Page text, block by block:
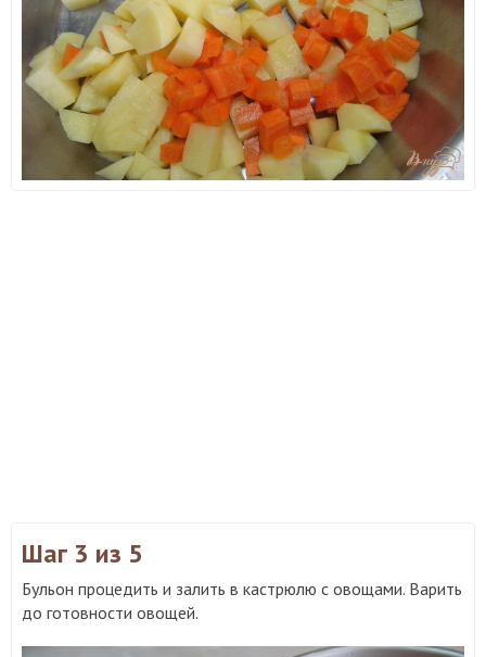
Шаг 3 из 5
Бульон процедить и залить в кастрюлю с овощами. Варить
до готовности овощей.